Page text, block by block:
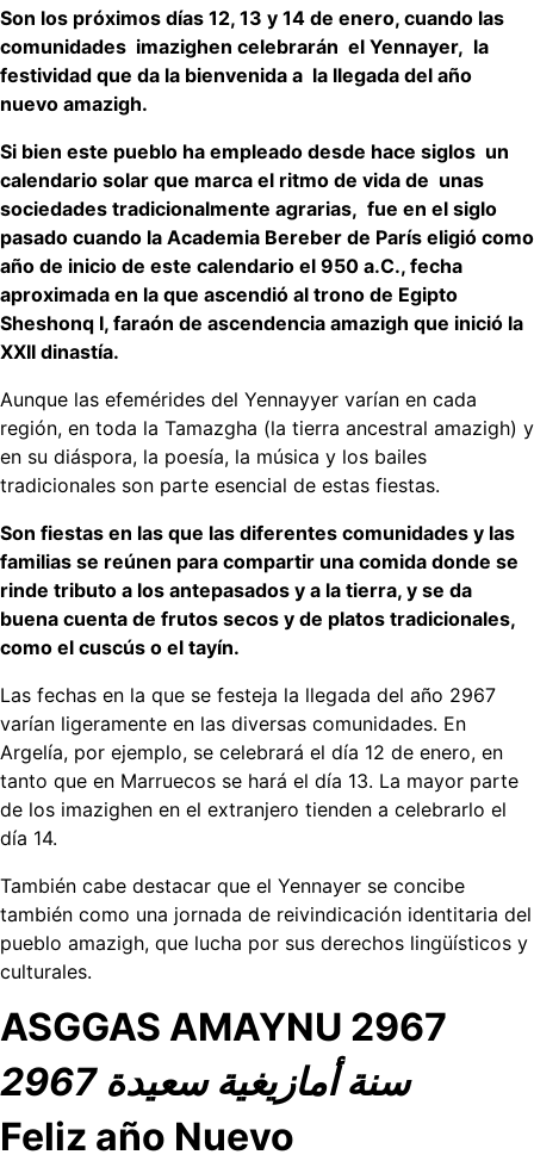
Son los próximos días 12, 13 y 14 de enero, cuando las
comunidades imazighen celebrarán el Yennayer, la
festividad que da la bienvenida a la llegada del año
nuevo amazigh.
Si bien este pueblo ha empleado desde hace siglos un
calendario solar que marca el ritmo de vida de unas
sociedades tradicionalmente agrarias, fue en el siglo
pasado cuando la Academia Bereber de París eligió como
año de inicio de este calendario el 950 a.C., fecha
aproximada en la que ascendió al trono de Egipto
Sheshonq I, faraón de ascendencia amazigh que inició la
XXII dinastía.
Aunque las efemérides del Yennayyer varían en cada
región, en toda la Tamazgha (la tierra ancestral amazigh) y
en su diáspora, la poesía, la música y los bailes
tradicionales son parte esencial de estas fiestas.
Son fiestas en las que las diferentes comunidades y las
familias se reúnen para compartir una comida donde se
rinde tributo a los antepasados y a la tierra, y se da
buena cuenta de frutos secos y de platos tradicionales,
como el cuscús o el tayín.
Las fechas en la que se festeja la llegada del año 2967
varían ligeramente en las diversas comunidades. En
Argelía, por ejemplo, se celebrará el día 12 de enero, en
tanto que en Marruecos se hará el día 13. La mayor parte
de los imazighen en el extranjero tienden a celebrarlo el
día 14.
También cabe destacar que el Yennayer se concibe
también como una jornada de reivindicación identitaria del
pueblo amazigh, que lucha por sus derechos lingüísticos y
culturales.
ASGGAS AMAYNU 2967
سنة أمازيغية سعيدة 2967
Feliz año Nuevo